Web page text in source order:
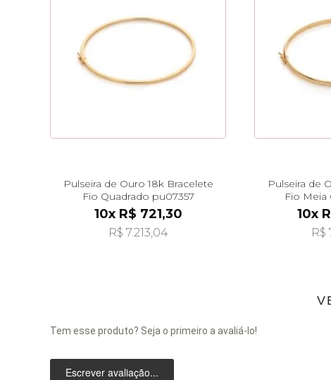
Pulseira de Ouro 18k Bracelete
Fio Quadrado pu07357
10x R$ 721,30
R$ 7.213,04
Pulseira de
Fio Meia
10x
R$
Tem esse produto? Seja o primeiro a avaliá-lo!
Escrever avaliação...